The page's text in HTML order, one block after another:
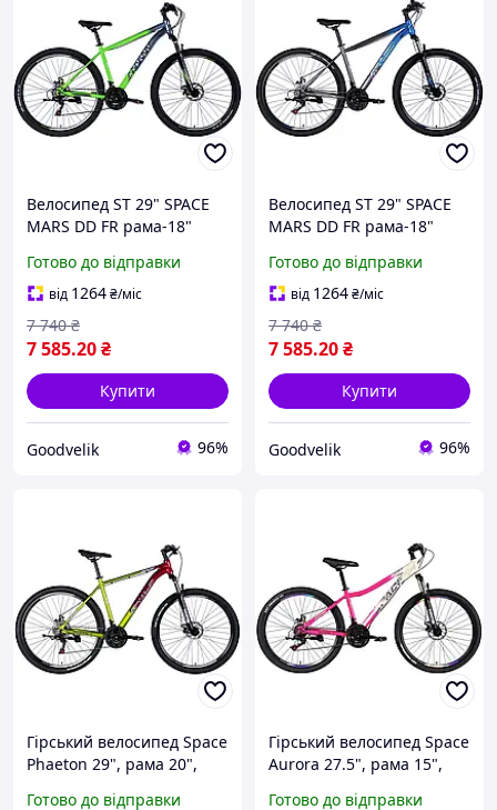
Велосипед ST 29" SPACE
MARS DD FR рама-18"
Готово до відправки
від 1264₴/міс
7 585.20₴
7 740 ₴
Купити
Goodvelik 96%
Велосипед ST 29" SPACE
MARS DD FR рама-18"
Готово до відправки
від 1264₴/міс
7 585.20₴
7 740 ₴
Купити
Goodvelik 96%
Гірський велосипед Space
Phaeton 29", рама 20",
Готово до відправки
Гірський велосипед Space
Aurora 27.5", рама 15",
Готово до відправки